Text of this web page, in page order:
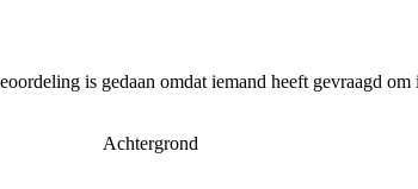
is gedaan omdat iemand heeft gevraagd
Achtergrond